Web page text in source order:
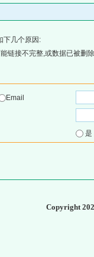
下几个原因:
链接不完整,或数据已被删
Email
Copyright